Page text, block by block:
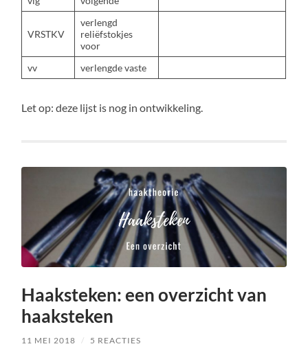
VRSTKV
verlengd
reliëfstokjes
voor
vv
verlengde vaste
Let op: deze lijst is nog in ontwikkeling.
Haaksteken: een overzicht van
haaksteken
11 MEI 2018 / 5 REACTIES